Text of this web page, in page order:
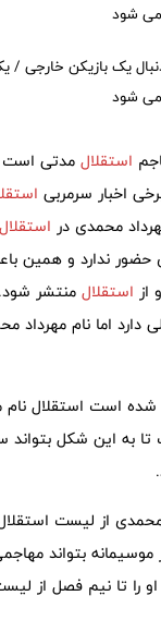
می شود
استقلال مدتی است
اخبار سرمربی
محمدی در استقلال
ندارد و همین
از استقلال منتشر
اما نام مهرداد
است استقلال نام
به این شکل بتواند
محمدی از لیست
موسیمانه بتواند
را تا نیم فصل از